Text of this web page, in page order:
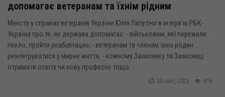
допомагає ветеранам та їхнім рідним
Міністр у справах ветеранів України Юлія Лапутіна в інтерв'ю РБК-
Україна про те, як держава допомагає: - військовим, які пережили
пекло, пройти реабілітацію; - ветеранам та членам їхніх родин
реінтегруватися у мирне життя; - кожному Захиснику та Захисниці
отримати освіту чи нову професію тощо....
816
30 лис, 2023